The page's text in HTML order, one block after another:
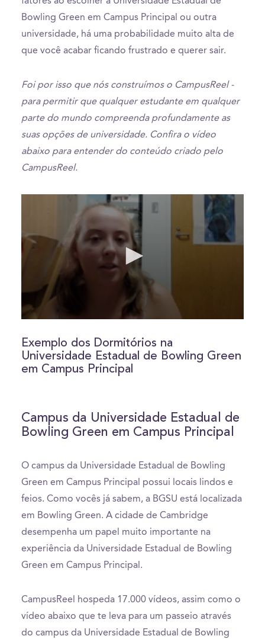
Bowling Green em Campus Principal ou outra
universidade, há uma probabilidade muito alta de
que você acabar ficando frustrado e querer sair.
Foi por isso que nós construímos o CampusReel -
para permitir que qualquer estudante em qualquer
parte do mundo compreenda profundamente as
suas opções de universidade. Confira o vídeo
abaixo para entender do conteúdo criado pelo
CampusReel.
of
7
minutes,
57
Exemplo dos Dormitórios na
Universidade Estadual de Bowling Green
em Campus Principal
Campus da Universidade Estadual de
Bowling Green em Campus Principal
O campus da Universidade Estadual de Bowling
Green em Campus Principal possui locais lindos e
feios. Como vocês já sabem, a BGSU está localizada
em Bowling Green. A cidade de Cambridge
desempenha um papel muito importante na
experiência da Universidade Estadual de Bowling
Green em Campus Principal.
CampusReel hospeda 17.000 vídeos, assim como o
vídeo abaixo que te leva para um passeio através
do campus da Universidade Estadual de Bowling